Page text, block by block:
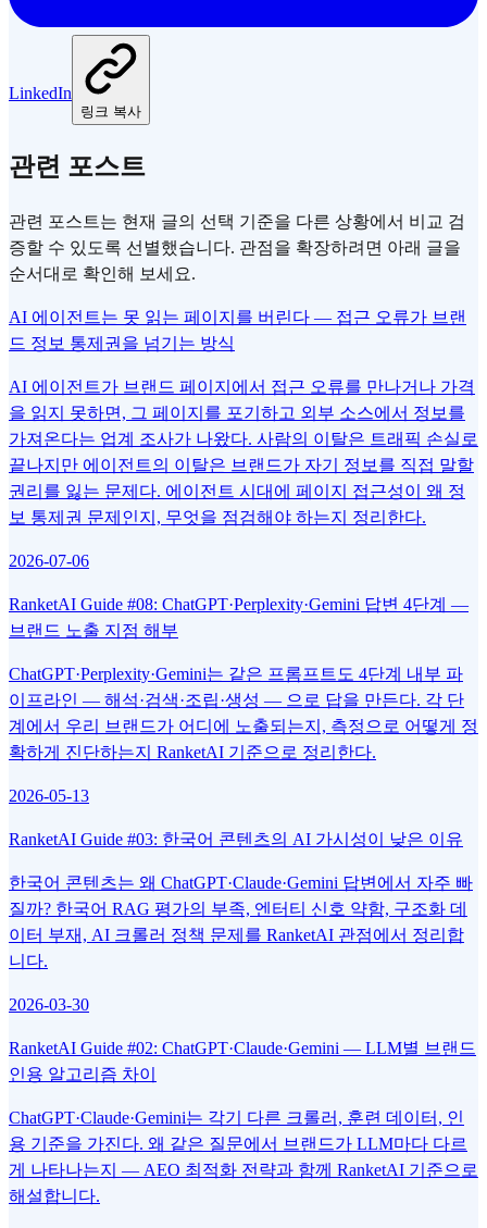
LinkedIn
링크 복사
관련 포스트
관련 포스트는 현재 글의 선택 기준을 다른 상황에서 비교 검
증할 수 있도록 선별했습니다. 관점을 확장하려면 아래 글을
순서대로 확인해 보세요.
AI 에이전트는 못 읽는 페이지를 버린다 — 접근 오류가 브랜
드 정보 통제권을 넘기는 방식
AI 에이전트가 브랜드 페이지에서 접근 오류를 만나거나 가격
을 읽지 못하면, 그 페이지를 포기하고 외부 소스에서 정보를
가져온다는 업계 조사가 나왔다. 사람의 이탈은 트래픽 손실로
끝나지만 에이전트의 이탈은 브랜드가 자기 정보를 직접 말할
권리를 잃는 문제다. 에이전트 시대에 페이지 접근성이 왜 정
보 통제권 문제인지, 무엇을 점검해야 하는지 정리한다.
2026-07-06
RanketAI Guide #08: ChatGPT·Perplexity·Gemini 답변 4단계 —
브랜드 노출 지점 해부
ChatGPT·Perplexity·Gemini는 같은 프롬프트도 4단계 내부 파
이프라인 — 해석·검색·조립·생성 — 으로 답을 만든다. 각 단
계에서 우리 브랜드가 어디에 노출되는지, 측정으로 어떻게 정
확하게 진단하는지 RanketAI 기준으로 정리한다.
2026-05-13
RanketAI Guide #03: 한국어 콘텐츠의 AI 가시성이 낮은 이유
한국어 콘텐츠는 왜 ChatGPT·Claude·Gemini 답변에서 자주 빠
질까? 한국어 RAG 평가의 부족, 엔터티 신호 약함, 구조화 데
이터 부재, AI 크롤러 정책 문제를 RanketAI 관점에서 정리합
니다.
2026-03-30
RanketAI Guide #02: ChatGPT·Claude·Gemini — LLM별 브랜드
인용 알고리즘 차이
ChatGPT·Claude·Gemini는 각기 다른 크롤러, 훈련 데이터, 인
용 기준을 가진다. 왜 같은 질문에서 브랜드가 LLM마다 다르
게 나타나는지 — AEO 최적화 전략과 함께 RanketAI 기준으로
해설합니다.